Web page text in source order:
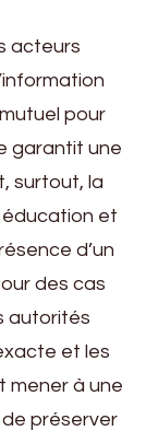
acteurs
pour
garantit une
surtout, la
éducation et
d’un
des cas
autorités
et les
mener à une
préserver